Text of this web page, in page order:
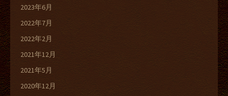
2023年6月
2022年7月
2022年2月
2021年12月
2021年5月
2020年12月